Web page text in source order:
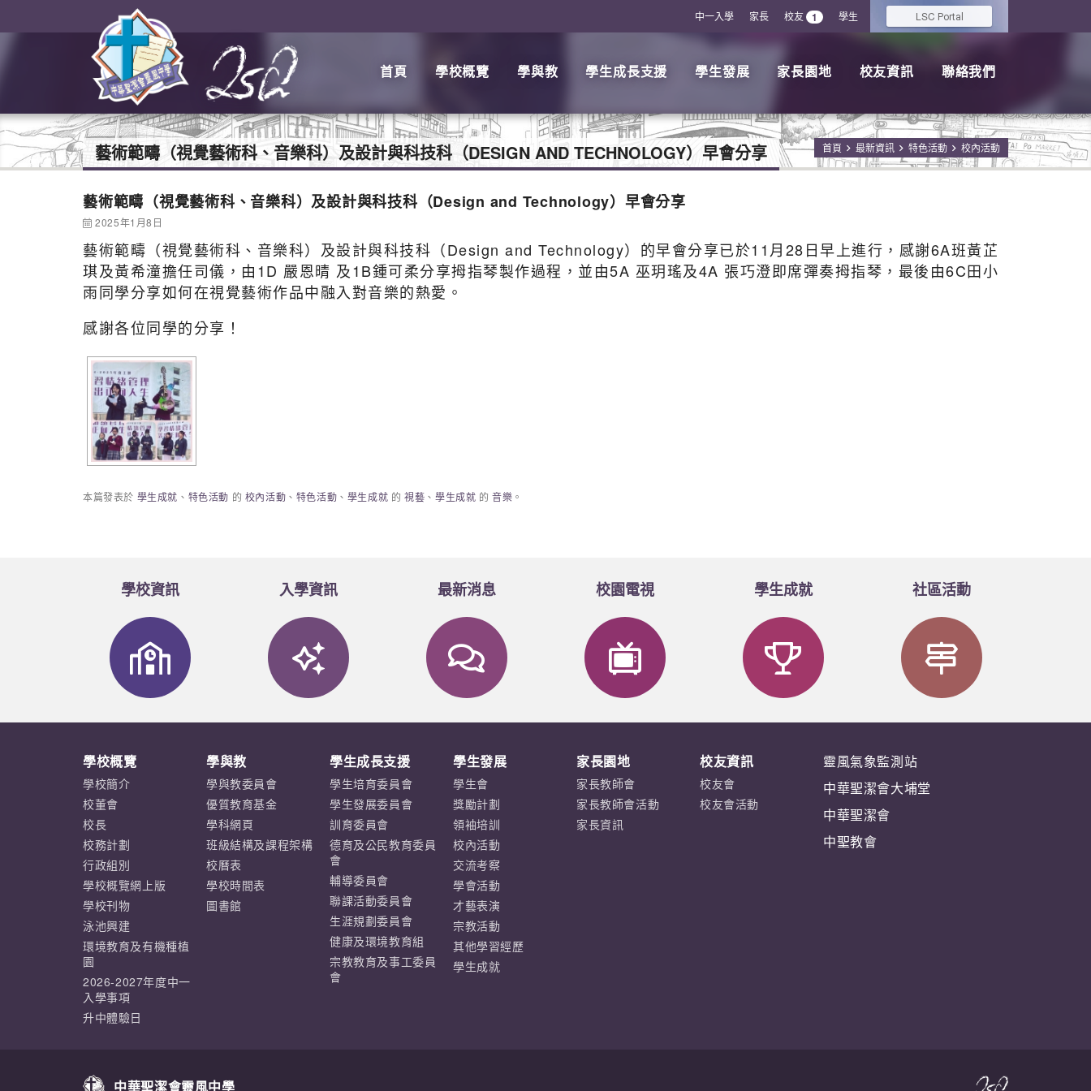
中一入學 家長 校友 1 學生 LSC Portal
首頁 學校概覽 學與教 學生成長支援 學生發展 家長園地 校友資訊 聯絡我們
首頁 最新資訊 特色活動 校內活動
藝術範疇（視覺藝術科、音樂科）及設計與科技科（DESIGN AND TECHNOLOGY）早會分享
藝術範疇（視覺藝術科、音樂科）及設計與科技科（Design and Technology）早會分享
2025年1月8日
藝術範疇（視覺藝術科、音樂科）及設計與科技科（Design and Technology）的早會分享已於11月28日早上進行，感謝6A班黃芷
琪及黃希潼擔任司儀，由1D 嚴恩晴 及1B鍾可柔分享拇指琴製作過程，並由5A 巫玥瑤及4A 張巧澄即席彈奏拇指琴，最後由6C田小
雨同學分享如何在視覺藝術作品中融入對音樂的熱愛。
感謝各位同學的分享！
本篇發表於 學生成就 、 特色活動 的 校內活動 、 特色活動 、 學生成就 的視藝 、 學生成就 的音樂 。
學校資訊 入學資訊 最新消息 校園電視 學生成就 社區活動
學校概覽
學校簡介
校董會
校長
校務計劃
行政組別
學校概覽網上版
學校刊物
泳池興建
環境教育及有機種植
園
2026-2027年度中一
入學事項
升中體驗日
學與教
學與教委員會
優質教育基金
學科網頁
班級結構及課程架構
校曆表
學校時間表
圖書館
學生成長支援
學生培育委員會
學生發展委員會
訓育委員會
德育及公民教育委員
會
輔導委員會
聯課活動委員會
生涯規劃委員會
健康及環境教育組
宗教教育及事工委員
會
學生發展
學生會
獎勵計劃
領袖培訓
校內活動
交流考察
學會活動
才藝表演
宗教活動
其他學習經歷
學生成就
家長園地
家長教師會
家長教師會活動
家長資訊
校友資訊
校友會
校友會活動
靈風氣象監測站
中華聖潔會大埔堂
中華聖潔會
中聖教會
中華聖潔會靈風中學